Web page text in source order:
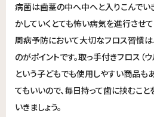
病菌は歯茎の中へ中へと入りこんでい
かしていくとても怖い病気を進行させ
周病予防において大切なフロス習慣は
のがポイントです。取っ手付きフロス（ウ
という子どもでも使用しやすい商品も
てもいいので、毎日持って歯に挟むこと
いきましょう。